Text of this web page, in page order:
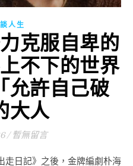
人生
克服自卑的
不下的世界
允許自己破
大人
/ 暫無留言